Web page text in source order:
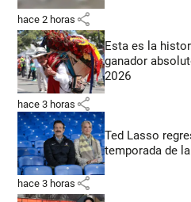
hace 2 horas share
Esta es la
ganador
2026
hace 3 horas share
Ted Lasso
temporada de
hace 3 horas share